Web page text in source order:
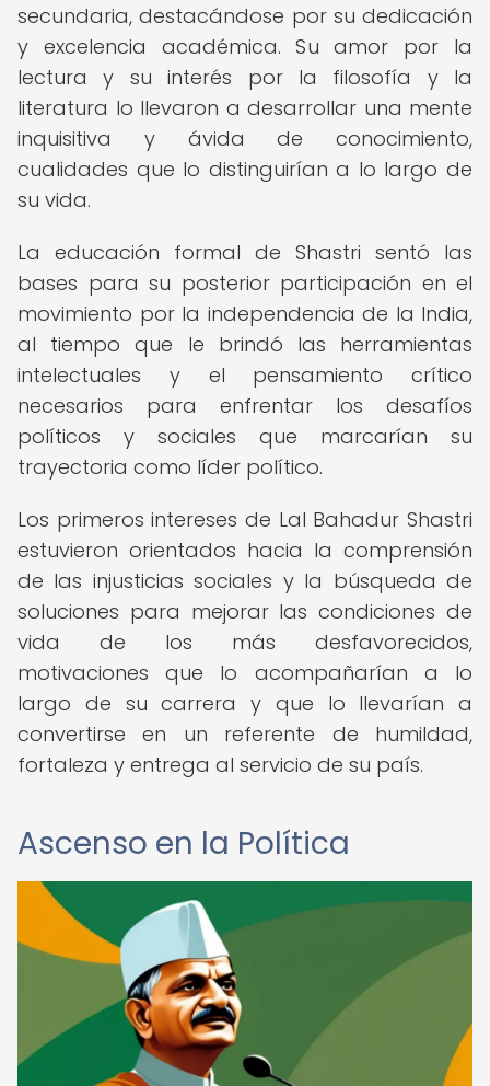
secundaria, destacándose por su dedicación
y excelencia académica. Su amor por la
lectura y su interés por la filosofía y la
literatura lo llevaron a desarrollar una mente
inquisitiva y ávida de conocimiento,
cualidades que lo distinguirían a lo largo de
su vida.
La educación formal de Shastri sentó las
bases para su posterior participación en el
movimiento por la independencia de la India,
al tiempo que le brindó las herramientas
intelectuales y el pensamiento crítico
necesarios para enfrentar los desafíos
políticos y sociales que marcarían su
trayectoria como líder político.
Los primeros intereses de Lal Bahadur Shastri
estuvieron orientados hacia la comprensión
de las injusticias sociales y la búsqueda de
soluciones para mejorar las condiciones de
vida de los más desfavorecidos,
motivaciones que lo acompañarían a lo
largo de su carrera y que lo llevarían a
convertirse en un referente de humildad,
fortaleza y entrega al servicio de su país.
Ascenso en la Política